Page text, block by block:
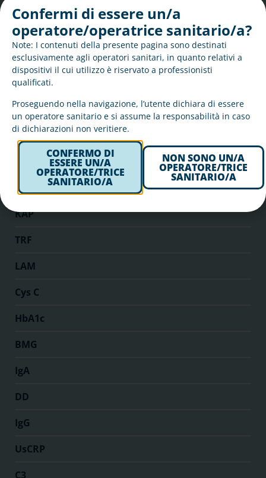
Urine IgG
Urine TRF
SAA
A1M
FR-CRP
CRP
KAP
TRF
LAM
Cys C
HbA1c
BMG
IgA
DD
IgG
UsCRP
C3
Confermi di essere un/a
operatore/operatrice sanitario/a?
Note: I contenuti della presente pagina sono destinati
esclusivamente agli operatori sanitari, in quanto relativi a
dispositivi il cui utilizzo è riservato a professionisti
qualificati.
Proseguendo nella navigazione, l’utente dichiara di essere
un operatore sanitario e si assume la responsabilità in caso
di dichiarazioni non veritiere.
CONFERMO DI
ESSERE UN/A
OPERATORE/TRICE
SANITARIO/A
NON SONO UN/A
OPERATORE/TRICE
SANITARIO/A